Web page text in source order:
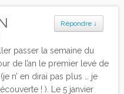
Répondre ↓
passer la semaine du
de l’an le premier levé de
n’ en dirai pas plus … je
! ). Le 5 janvier